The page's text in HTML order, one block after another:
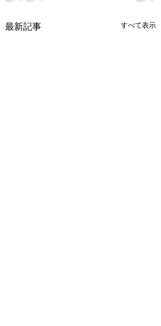
最新記事 すべて表示